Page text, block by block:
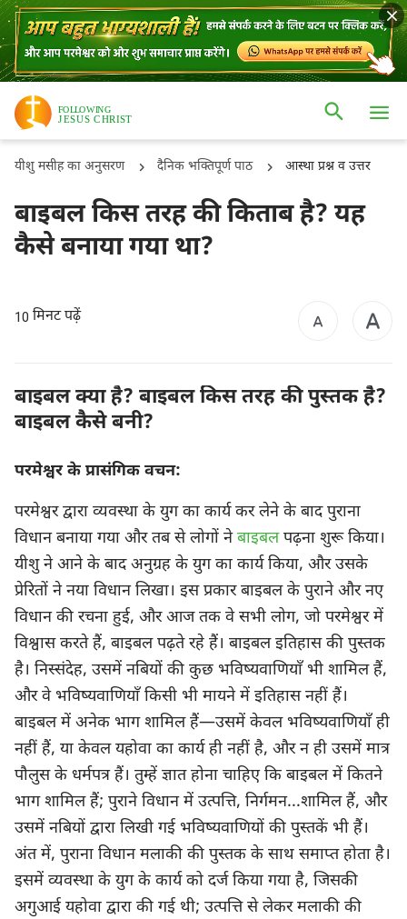
यीशु मसीह का अनुसरण दैनिक भक्तिपूर्ण पाठ आस्था प्रश्न व उत्तर
बाइबल किस तरह की किताब है? यह
कैसे बनाया गया था?
10 मिनट पढ़ें
बाइबल क्या है? बाइबल किस तरह की पुस्तक है?
बाइबल कैसे बनी?
परमेश्वर के प्रासंगिक वचन:
परमेश्वर द्वारा व्यवस्था के युग का कार्य कर लेने के बाद पुराना
विधान बनाया गया और तब से लोगों नेबाइबलपढ़ना शुरू किया।
यीशु ने आने के बाद अनुग्रह के युग का कार्य किया, और उसके
प्रेरितों ने नया विधान लिखा। इस प्रकार बाइबल के पुराने और नए
विधान की रचना हुई, और आज तक वे सभी लोग, जो परमेश्वर में
विश्वास करते हैं, बाइबल पढ़ते रहे हैं। बाइबल इतिहास की पुस्तक
है। निस्संदेह, उसमें नबियों की कुछ भविष्यवाणियाँ भी शामिल हैं,
और वे भविष्यवाणियाँ किसी भी मायने में इतिहास नहीं हैं।
बाइबल में अनेक भाग शामिल हैं—उसमें केवल भविष्यवाणियाँ ही
नहीं हैं, या केवल यहोवा का कार्य ही नहीं है, और न ही उसमें मात्र
पौलुस के धर्मपत्र हैं। तुम्हें ज्ञात होना चाहिए कि बाइबल में कितने
भाग शामिल हैं; पुराने विधान में उत्पत्ति, निर्गमन...शामिल हैं, और
उसमें नबियों द्वारा लिखी गई भविष्यवाणियों की पुस्तकें भी हैं।
अंत में, पुराना विधान मलाकी की पुस्तक के साथ समाप्त होता है।
इसमें व्यवस्था के युग के कार्य को दर्ज किया गया है, जिसकी
अगुआई यहोवा द्वारा की गई थी; उत्पत्ति से लेकर मलाकी की